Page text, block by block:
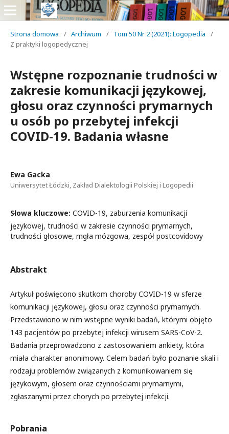
Strona domowa / Archiwum / Tom 50 Nr 2 (2021): Logopedia
/
Z praktyki logopedycznej
Wstępne rozpoznanie trudności w
zakresie komunikacji językowej,
głosu oraz czynności prymarnych
u osób po przebytej infekcji
COVID-19. Badania własne
Ewa Gacka
Uniwersytet Łódzki, Zakład Dialektologii Polskiej i Logopedii
Słowa kluczowe: COVID-19, zaburzenia komunikacji
językowej, trudności w zakresie czynności prymarnych,
trudności głosowe, mgła mózgowa, zespół postcovidowy
Abstrakt
Artykuł poświęcono skutkom choroby COVID-19 w sferze
komunikacji językowej, głosu oraz czynności prymarnych.
Przedstawiono w nim wstępne wyniki badań, którymi objęto
143 pacjentów po przebytej infekcji wirusem SARS-CoV-2.
Badania przeprowadzono z zastosowaniem ankiety, która
miała charakter anonimowy. Celem badań było poznanie skali i
rodzaju problemów związanych z komunikowaniem się
językowym, głosem oraz czynnościami prymarnymi,
zgłaszanymi przez chorych po przebytej infekcji.
Pobrania